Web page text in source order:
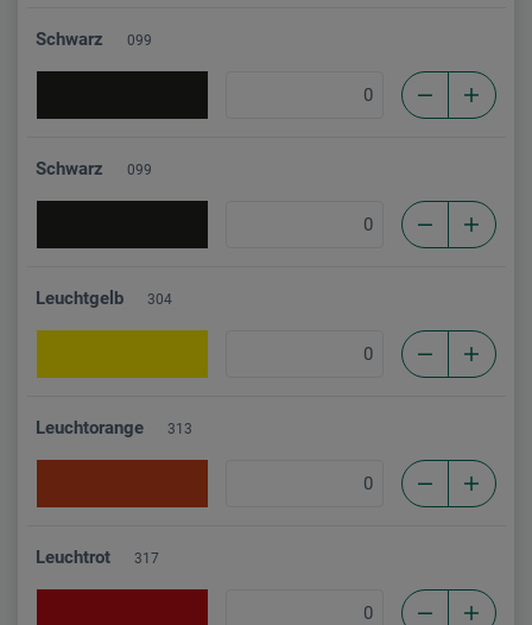
Schwarz 099
Schwarz 099
Leuchtgelb 304
Leuchtorange 313
Leuchtrot 317